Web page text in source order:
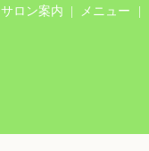
サロン案内 メニュー